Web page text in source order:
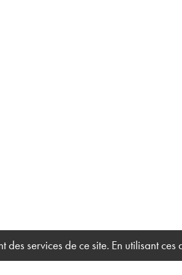
des services de ce site. En utilisant